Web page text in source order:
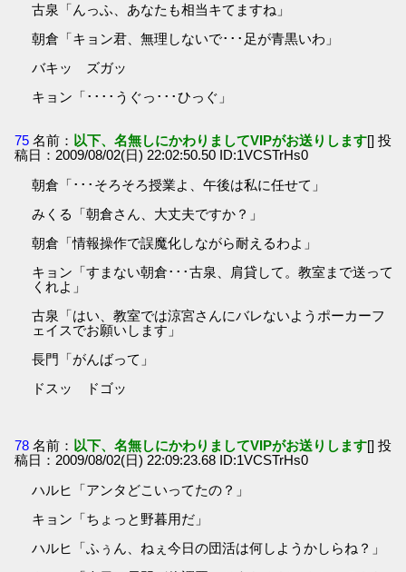
古泉「んっふ、あなたも相当キてますね」
朝倉「キョン君、無理しないで･･･足が青黒いわ」
バキッ ズガッ
キョン「････うぐっ･･･ひっぐ」
75 名前： 以下、名無しにかわりましてVIPがお送りします[] 投
稿日：2009/08/02(日) 22:02:50.50 ID:1VCSTrHs0
朝倉「･･･そろそろ授業よ、午後は私に任せて」
みくる「朝倉さん、大丈夫ですか？」
朝倉「情報操作で誤魔化しながら耐えるわよ」
キョン「すまない朝倉･･･古泉、肩貸して。教室まで送って
くれよ」
古泉「はい、教室では涼宮さんにバレないようポーカーフ
ェイスでお願いします」
長門「がんばって」
ドスッ ドゴッ
78 名前： 以下、名無しにかわりましてVIPがお送りします[] 投
稿日：2009/08/02(日) 22:09:23.68 ID:1VCSTrHs0
ハルヒ「アンタどこいってたの？」
キョン「ちょっと野暮用だ」
ハルヒ「ふぅん、ねぇ今日の団活は何しようかしらね？」